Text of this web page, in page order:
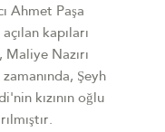
Ahmet Paşa
kapıları
Nazırı
Şeyh
kızının oğlu